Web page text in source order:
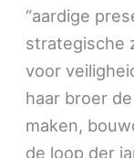
“aardige
strategische
voor
haar broer
maken,
de loop der